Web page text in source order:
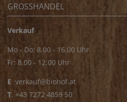
GROSSHANDEL
Verkauf
Mo - Do: 8.00 - 16.00 Uhr
Fr: 8.00 - 12.00 Uhr
E. verkauf@biohof.at
T. +43 7272 4859 50